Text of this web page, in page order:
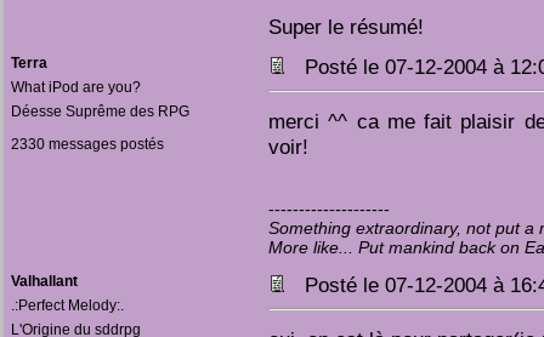
Super le résumé!
Terra
What iPod are you?
Déesse Suprême des RPG
2330 messages postés
Posté le 07-12-2004 à
merci ^^ ca me fait plaisir
voir!
--------------------
Something extraordinary, not put a
More like... Put mankind back on
Valhallant
.:Perfect Melody:.
L'Origine du sddrpg
Posté le 07-12-2004 à